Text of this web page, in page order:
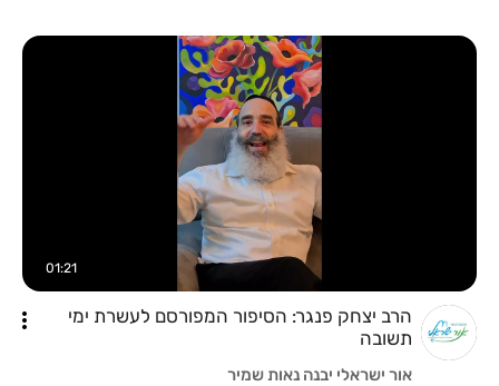
01:21
הרב יצחק פנגר: הסיפור המפורסם לעשרת ימי
תשובה
אור ישראלי יבנה נאות שמיר